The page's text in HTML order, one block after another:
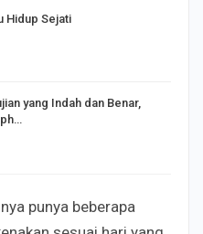
Hidup Sejati
yang Indah dan Benar,
punya beberapa